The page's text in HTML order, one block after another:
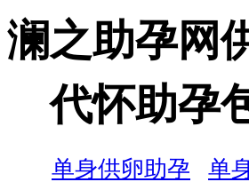
澜之助孕网
代怀助孕
单身供卵助孕
单